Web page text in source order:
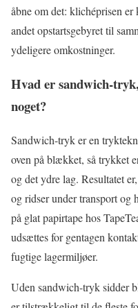
åbne om det: klichéprisen
andet opstartsgebyret til
ydeligere omkostninger.
Hvad er sandwich-
noget?
Sandwich-tryk er en
oven på blækket, så trykket
og det ydre lag. Resultatet
og ridser under transport
på glat papirtape hos
udsættes for gentagen
fugtige lagermiljøer.
Uden sandwich-tryk sidder